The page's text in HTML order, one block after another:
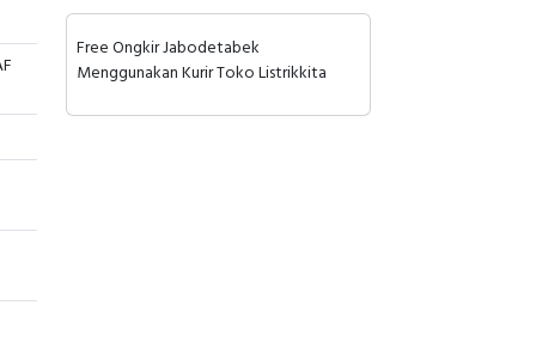
Free Ongkir Jabodetabek
Menggunakan Kurir Toko Listrikkita